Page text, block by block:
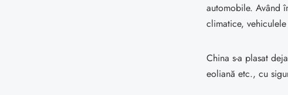
automobile. Având
climatice,
China s-a plasat
eoliană etc., cu